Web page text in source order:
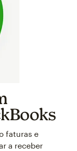
faturas e
a receber